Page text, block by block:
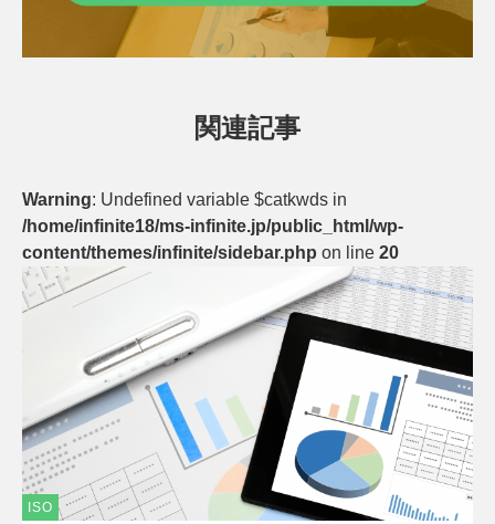
関連記事
Warning: Undefined variable $catkwds in
/home/infinite18/ms-infinite.jp/public_html/wp-
content/themes/infinite/sidebar.php on line 20
ISO